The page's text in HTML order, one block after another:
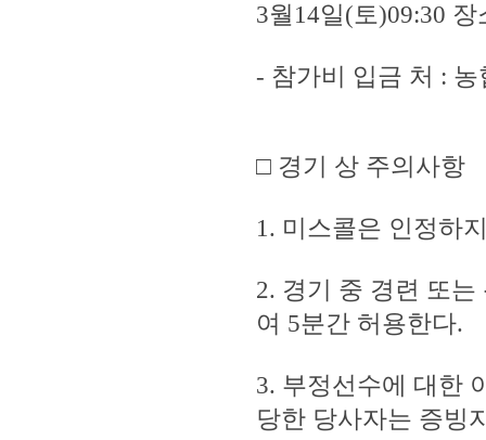
3월14일(토)09:30
- 참가비 입금 처 : 농
□ 경기 상 주의사항
1. 미스콜은 인정하
2. 경기 중 경련 또
여 5분간 허용한다.
3. 부정선수에 대한
당한 당사자는 증빙